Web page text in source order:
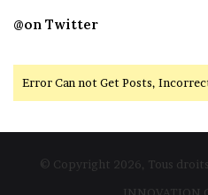
@on Twitter
Error Can not Get Posts,
© Copyright 2026, Tous droits